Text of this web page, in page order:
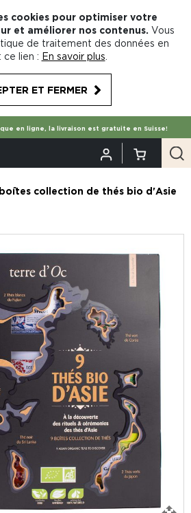
cookies pour optimiser votre
et améliorer nos contenus. Vous
de traitement des données en
ce lien : En savoir plus
ET FERMER
en ligne, la livraison est gratuite en Suisse!
collection de thés bio d'Asie